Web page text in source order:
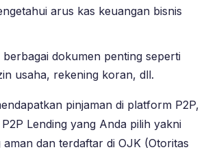
arus kas keuangan bisnis
berbagai dokumen penting seperti
usaha, rekening koran, dll.
pinjaman di platform P2P,
Lending yang Anda pilih yakni
aman dan terdaftar di OJK (Otoritas